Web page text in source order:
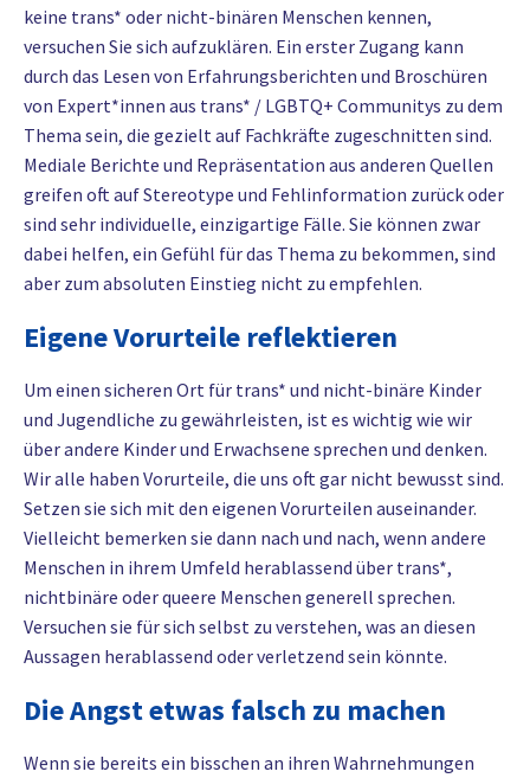
keine trans* oder nicht-binären Menschen kennen,
versuchen Sie sich aufzuklären. Ein erster Zugang kann
durch das Lesen von Erfahrungsberichten und Broschüren
von Expert*innen aus trans* / LGBTQ+ Communitys zu dem
Thema sein, die gezielt auf Fachkräfte zugeschnitten sind.
Mediale Berichte und Repräsentation aus anderen Quellen
greifen oft auf Stereotype und Fehlinformation zurück oder
sind sehr individuelle, einzigartige Fälle. Sie können zwar
dabei helfen, ein Gefühl für das Thema zu bekommen, sind
aber zum absoluten Einstieg nicht zu empfehlen.
Eigene Vorurteile reflektieren
Um einen sicheren Ort für trans* und nicht-binäre Kinder
und Jugendliche zu gewährleisten, ist es wichtig wie wir
über andere Kinder und Erwachsene sprechen und denken.
Wir alle haben Vorurteile, die uns oft gar nicht bewusst sind.
Setzen sie sich mit den eigenen Vorurteilen auseinander.
Vielleicht bemerken sie dann nach und nach, wenn andere
Menschen in ihrem Umfeld herablassend über trans*,
nichtbinäre oder queere Menschen generell sprechen.
Versuchen sie für sich selbst zu verstehen, was an diesen
Aussagen herablassend oder verletzend sein könnte.
Die Angst etwas falsch zu machen
Wenn sie bereits ein bisschen an ihren Wahrnehmungen